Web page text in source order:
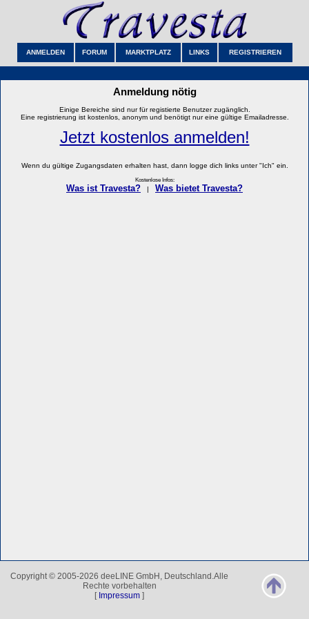
ANMELDEN FORUM MARKTPLATZ LINKS REGISTRIEREN
Anmeldung nötig
Einige Bereiche sind nur für registierte Benutzer zugänglich.
Eine registrierung ist kostenlos, anonym und benötigt nur eine gültige Emailadresse.
Jetzt kostenlos anmelden!
Wenn du gültige Zugangsdaten erhalten hast, dann logge dich links unter "Ich" ein.
Kostenlose Infos:
Was ist Travesta? Was bietet Travesta?
Copyright © 2005-2026 deeLINE GmbH, Deutschland.Alle
Rechte vorbehalten
[ Impressum ]